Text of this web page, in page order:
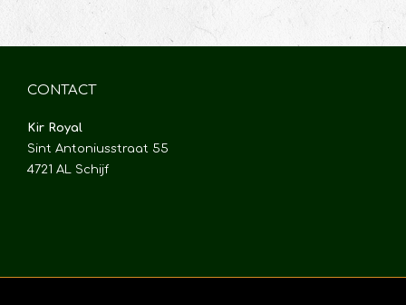
CONTACT
Kir Royal
Sint Antoniusstraat 55
4721 AL Schijf